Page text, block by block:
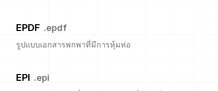
EPDF .epdf
รูปแบบเอกสารพกพาที่มีการหุ้มห่อ
EPI .epi